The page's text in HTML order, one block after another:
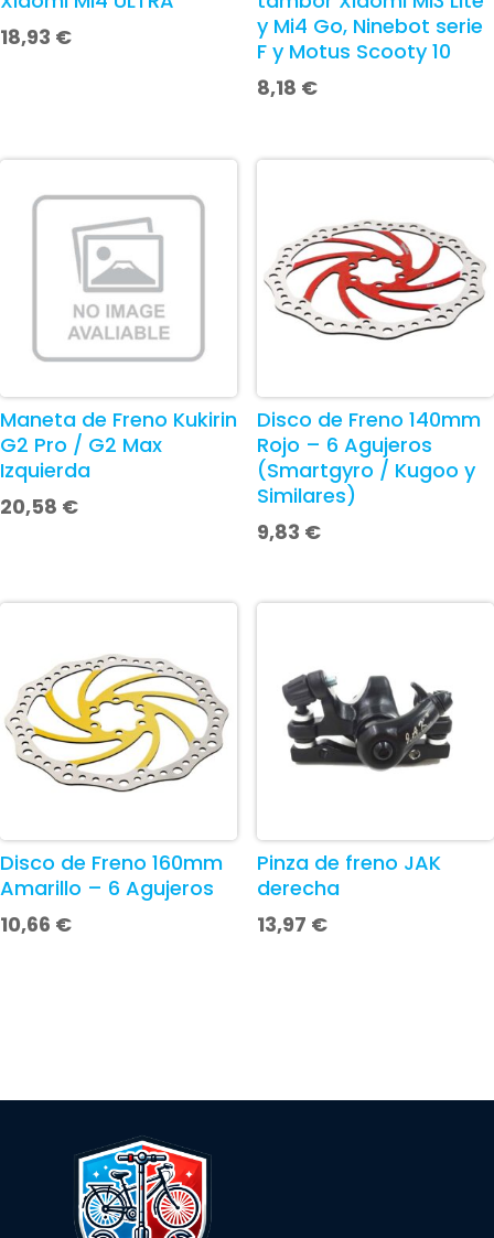
18,93 €
y Mi4 Go, Ninebot serie
F y Motus Scooty 10
8,18 €
Maneta de Freno Kukirin
G2 Pro / G2 Max
Izquierda
20,58 €
Disco de Freno 140mm
Rojo – 6 Agujeros
(Smartgyro / Kugoo y
Similares)
9,83 €
Disco de Freno 160mm
Amarillo – 6 Agujeros
10,66 €
Pinza de freno JAK
derecha
13,97 €